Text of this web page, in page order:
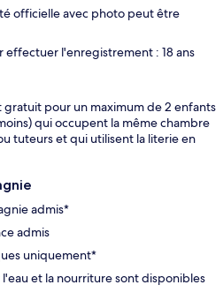
officielle avec photo peut être
effectuer l'enregistrement : 18 ans
gratuit pour un maximum de 2 enfants
qui occupent la même chambre
tuteurs et qui utilisent la literie en
admis*
admis
uniquement*
et la nourriture sont disponibles